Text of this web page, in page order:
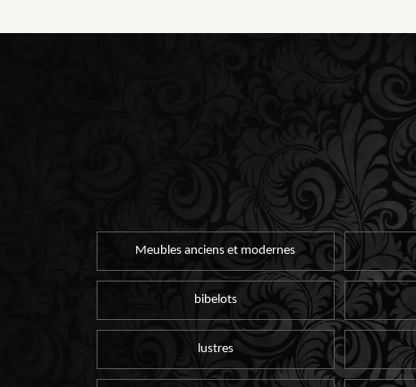
Meubles anciens et modernes
bibelots
lustres